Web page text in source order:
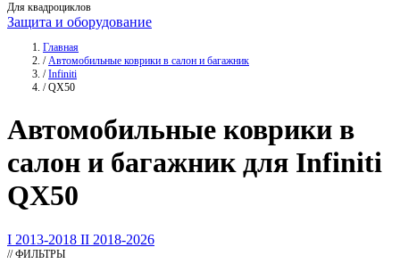
Для квадроциклов
Защита и оборудование
Главная
/ Автомобильные коврики в салон и багажник
/ Infiniti
/ QX50
Автомобильные коврики в
салон и багажник для Infiniti
QX50
I 2013-2018 II 2018-2026
// ФИЛЬТРЫ